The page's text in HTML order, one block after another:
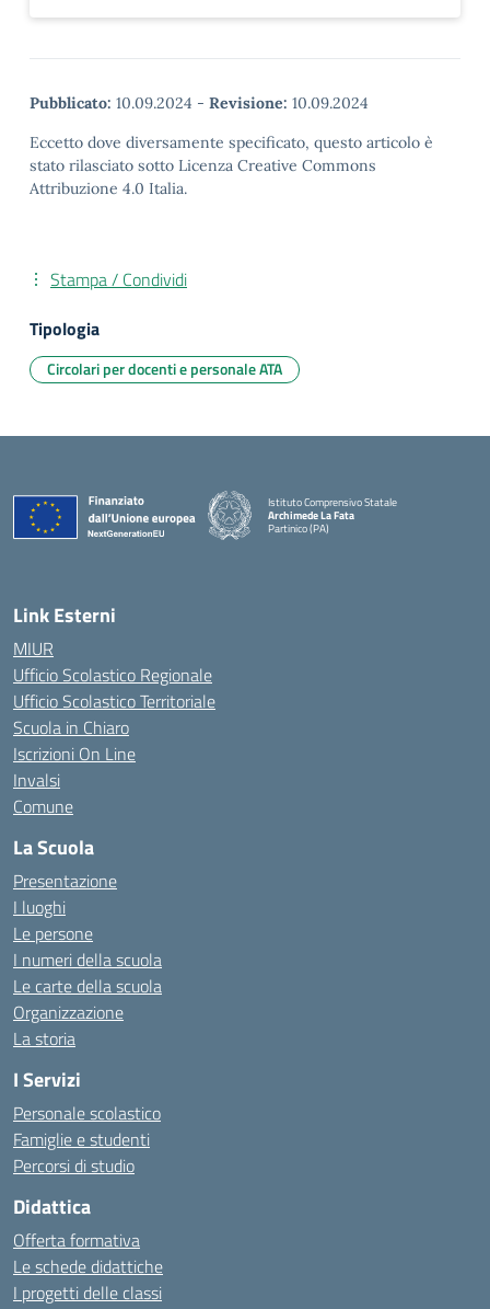
Pubblicato: 10.09.2024 - Revisione: 10.09.2024
Eccetto dove diversamente specificato, questo articolo è
stato rilasciato sotto Licenza Creative Commons
Attribuzione 4.0 Italia.
Stampa / Condividi
Tipologia
Circolari per docenti e personale ATA
Istituto Comprensivo Statale
Archimede La Fata
Partinico (PA)
Link Esterni
MIUR
Ufficio Scolastico Regionale
Ufficio Scolastico Territoriale
Scuola in Chiaro
Iscrizioni On Line
Invalsi
Comune
La Scuola
Presentazione
I luoghi
Le persone
I numeri della scuola
Le carte della scuola
Organizzazione
La storia
I Servizi
Personale scolastico
Famiglie e studenti
Percorsi di studio
Didattica
Offerta formativa
Le schede didattiche
I progetti delle classi